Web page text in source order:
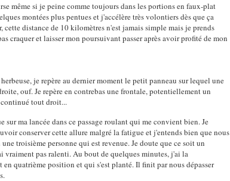
même si je peine comme toujours dans les portions en faux-plat
montées plus pentues et j'accélère très volontiers dès que ça
cette distance de 10 kilomètres n'est jamais simple mais je prends
craquer et laisser mon poursuivant passer après avoir profité de mon
je repère au dernier moment le petit panneau sur lequel une
ouf. Je repère en contrebas une frontale, potentiellement un
tout droit...
sur ma lancée dans ce passage roulant qui me convient bien. Je
conserver cette allure malgré la fatigue et j'entends bien que nous
troisième personne qui est revenue. Je doute que ce soit un
vraiment pas ralenti. Au bout de quelques minutes, j'ai la
quatrième position et qui s'est planté. Il finit par nous dépasser